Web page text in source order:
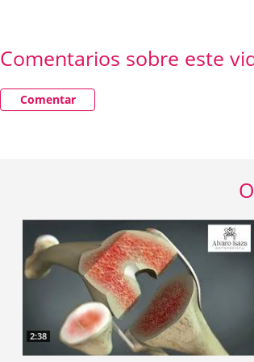
Comentarios sobre este
Comentar
2:38